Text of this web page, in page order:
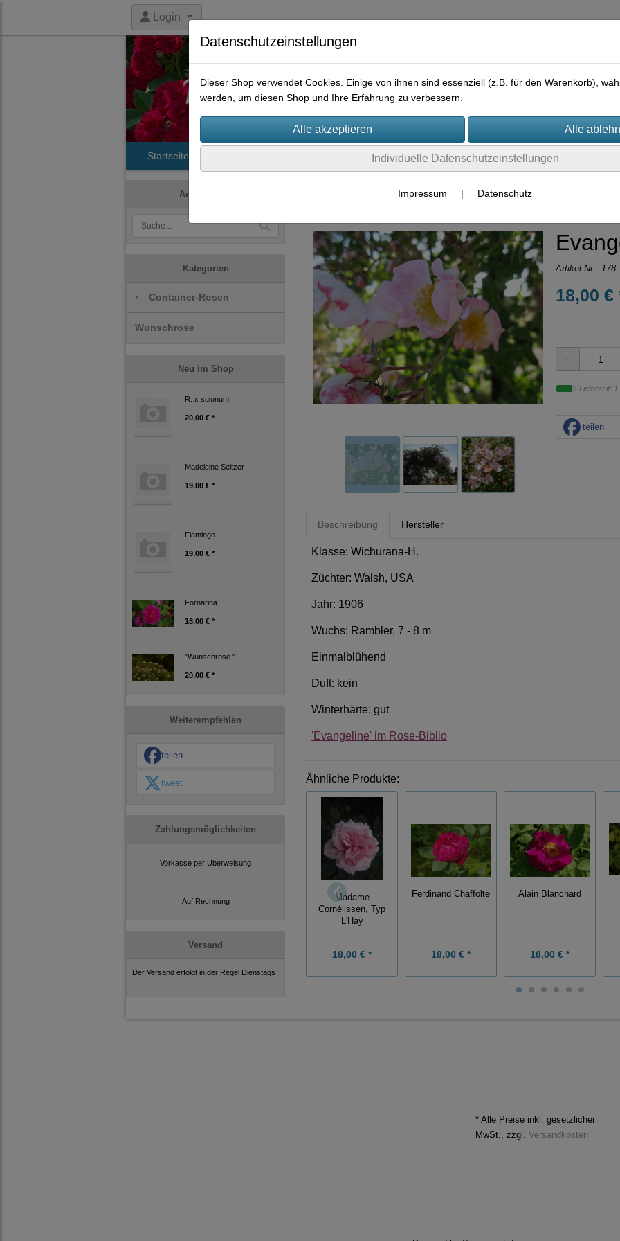
Login
Startseite Praktisches Hilfreiches Rechtliches Kontakt
Artikelsuche
Kategorien
› Container-Rosen
Wunschrose
Neu im Shop
R. x suionum
20,00 € *
Madeleine Seltzer
19,00 € *
Flamingo
19,00 € *
Fornarina
18,00 € *
"Wunschrose "
20,00 € *
Weiterempfehlen
teilen
tweet
Zahlungsmöglichkeiten
Vorkasse per Überweisung
Auf Rechnung
Versand
Der Versand erfolgt in der Regel Dienstags
Artikel-Nr.: 178
18,00 €
Lieferzeit: 1
teilen
Beschreibung Hersteller
Klasse: Wichurana-H.
Züchter: Walsh, USA
Jahr: 1906
Wuchs: Rambler, 7 - 8 m
Einmalblühend
Duft: kein
Winterhärte: gut
'Evangeline' im Rose-Biblio
Ähnliche Produkte:
Madame
Cornélissen, Typ
L'Haÿ
18,00 € *
Ferdinand Chaffolte
18,00 € *
Alain Blanchard
18,00 € *
* Alle Preise inkl. gesetzlicher
MwSt., zzgl. Versandkosten
Datenschutzeinstellungen
Dieser Shop verwendet Cookies. Einige von ihnen sind essenziell (z.B. für den Warenkorb),
werden, um diesen Shop und Ihre Erfahrung zu verbessern.
Individuelle Datenschutzeinstellungen
Impressum | Datenschutz